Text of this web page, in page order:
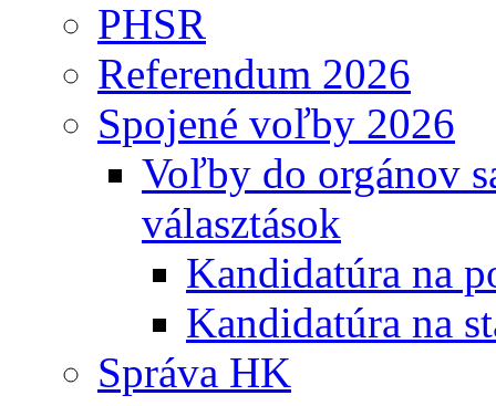
PHSR
Referendum 2026
Spojené voľby 2026
Voľby do orgánov
választások
Kandidatúra na
Kandidatúra na
Správa HK